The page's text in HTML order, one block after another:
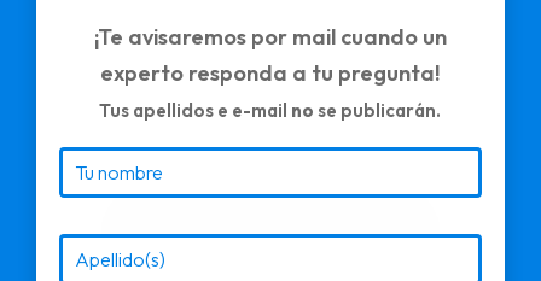
¡Te avisaremos por mail cuando un
experto responda a tu pregunta!
Tus apellidos e e-mail no se publicarán.